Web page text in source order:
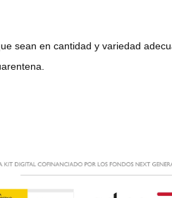
sean en cantidad y variedad